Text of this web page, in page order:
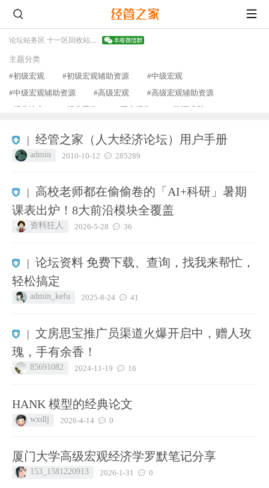
论坛站务区 十一区回收站
主题分类
#初级宏观
#初级宏观辅助资源
#中级宏观
#中级宏观辅助资源
#高级宏观
#高级宏观辅助资源
#经典论文
#经典著作 #研究报告
#资源求助
| 经管之家（人大经济论坛）用户手册
admin 2010-10-12 285289
| 高校老师都在偷偷卷的「AI+科研」暑期
课表出炉！8大前沿模块全覆盖
资料狂人 2026-5-28 36
| 论坛资料 免费下载、查询，找我来帮忙，
轻松搞定
admin_kefu 2025-8-24 41
| 文房思宝推广员渠道火爆开启中，赠人玫
瑰，手有余香！
85691082 2024-11-19 16
HANK 模型的经典论文
wxdlj 2026-4-14 0
厦门大学高级宏观经济学罗默笔记分享
153_1581220913 2026-1-31 0